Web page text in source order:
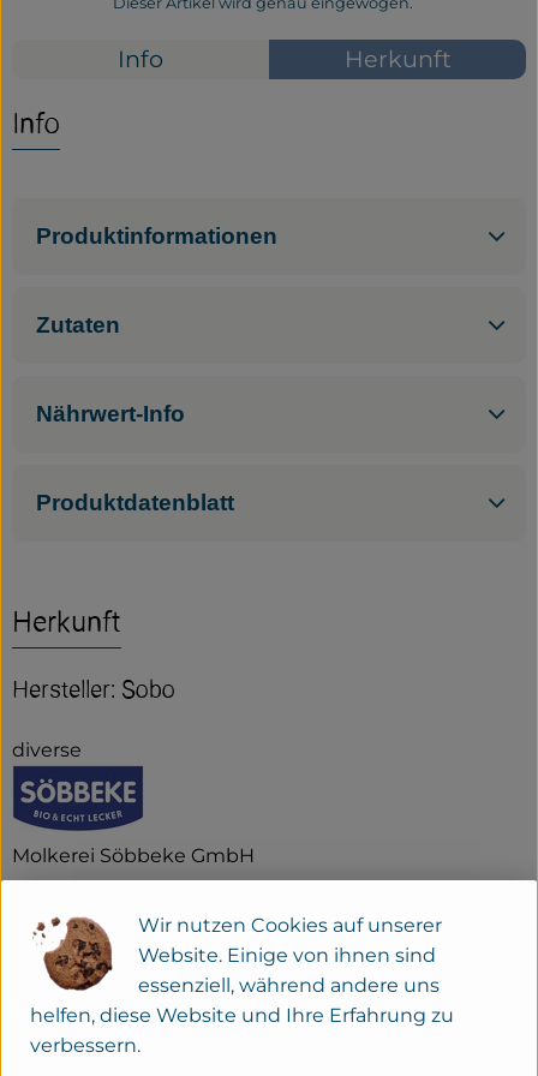
ServiceInfo Herkunft
Info
Produktinformationen
Zutaten
Nährwert-Info
Produktdatenblatt
Herkunft
Hersteller: Sobo
diverse
Molkerei Söbbeke GmbH
D 48599 Gronau-Epe
Söbbeke: Bio-Genuss aus dem Münsterland
Seit der Gründung der Biomolkerei Söbbeke 1988
durch Paul Söbbeke heißt es: Bio aus Leidenschaft.
Mit Herzblut und Begeisterung produziert die
Wir nutzen Cookies auf unserer
Website. Einige von ihnen sind
essenziell, während andere uns
helfen, diese Website und Ihre Erfahrung zu
verbessern.